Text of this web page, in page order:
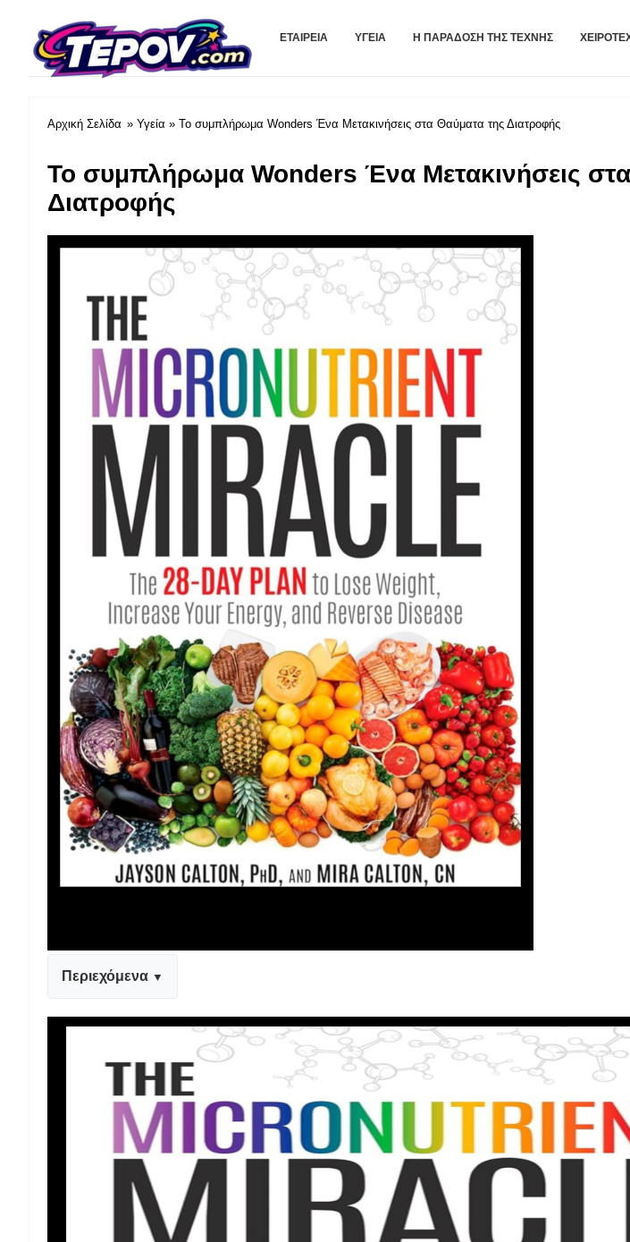
tevov.com
ΕΤΑΙΡΕΊΑ ΥΓΕΊΑ Η ΠΑΡΆΔΟΣΗ ΤΗΣ ΤΈΧΝΗΣ
Αρχική Σελίδα » Υγεία » Το συμπλήρωμα Wonders Ένα Μετακινήσεις στα Θαύματα της Διατροφής
Το συμπλήρωμα Wonders Ένα Μετακινήσεις
Διατροφής
Περιεχόμενα